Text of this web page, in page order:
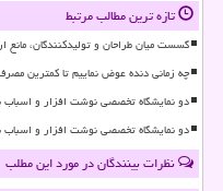
تازه ترین مطالب مرتبط
گسست میان طراحان و تولیدکنندگان،
چه زمانی دنده عوض نماییم تا کمترین
دو نمایشگاه تخصصی نوشت افزار و اسباب
دو نمایشگاه تخصصی نوشت افزار و اسباب
نظرات بینندگان در مورد این مطلب